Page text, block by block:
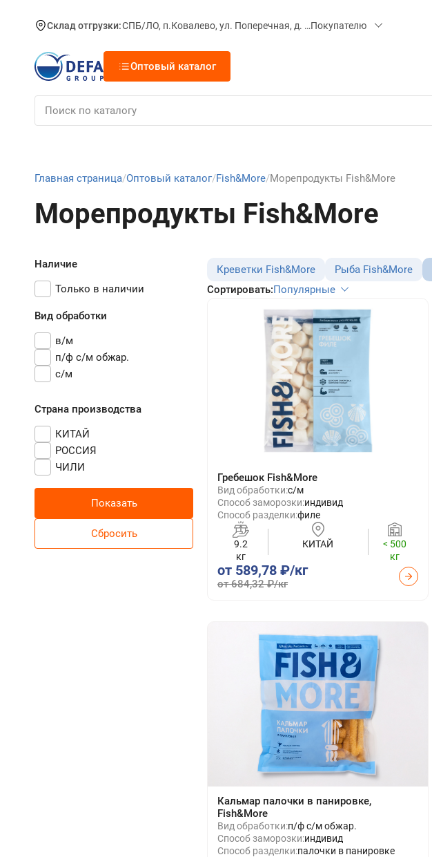
Склад отгрузки:СПБ/ЛО, п.Ковалево, ул. Поперечная, д. 15, СК «ПИРС» («МОРОЗКО»)
Покупателю
Оптовый каталог
Главная страница Оптовый каталог Fish&More Морепродукты Fish&More
Морепродукты Fish&More
Наличие
Только в наличии
Вид обработки
в/м
п/ф с/м обжар.
с/м
Страна производства
КИТАЙ
РОССИЯ
ЧИЛИ
Креветки Fish&More Рыба Fish&More
Сортировать:Популярные
Гребешок Fish&More
Вид обработки:с/м
Способ заморозки:индивид
Способ разделки:филе
9.2
кг
КИТАЙ
< 500
кг
от 589,78 ₽/кг
от 684,32 ₽/кг
Кальмар палочки в панировке,
Fish&More
Вид обработки:п/ф с/м обжар.
Способ заморозки:индивид
Способ разделки:палочки в панировке